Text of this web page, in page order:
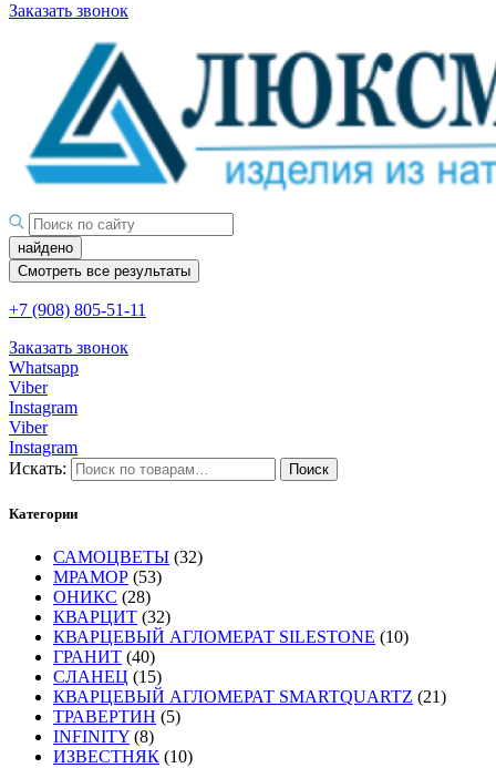
Заказать звонок
найдено
Смотреть все результаты
+7 (908) 805-51-11
Заказать звонок
Whatsapp
Viber
Instagram
Viber
Instagram
Искать:
Поиск
Категории
САМОЦВЕТЫ (32)
МРАМОР (53)
ОНИКС (28)
КВАРЦИТ (32)
КВАРЦЕВЫЙ АГЛОМЕРАТ SILESTONE (10)
ГРАНИТ (40)
СЛАНЕЦ (15)
КВАРЦЕВЫЙ АГЛОМЕРАТ SMARTQUARTZ (21)
ТРАВЕРТИН (5)
INFINITY (8)
ИЗВЕСТНЯК (10)